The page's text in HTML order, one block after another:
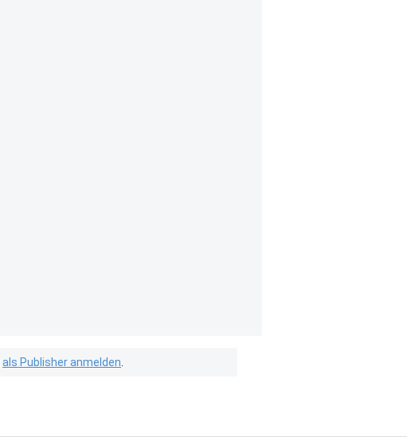
als Publisher anmelden